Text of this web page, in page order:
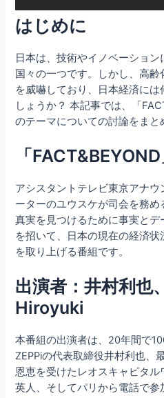
はじめに
日本は、技術やイノベーショ
国々の一つです。しかし、高
を威嚇しており、日本経済に
しょうか？ 本記事では、「
のテーマについての討論をまと
「
アシスタントテレビ東京アナ
ーターのユウスケが司会を務め
真実を見つけるために事実とデ
を招いて、日本の現在の経済
を取り上げる番組です。
出演者：井村利也
Hiroyuki
本番組の出演者は、20年間で
ZEPPiの代表取締役井村利也、
恩恵を受けたレオスキャピタ
英人、そしてパリから電話で参